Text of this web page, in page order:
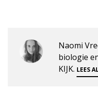
Naomi
biologie
KIJK. LEES